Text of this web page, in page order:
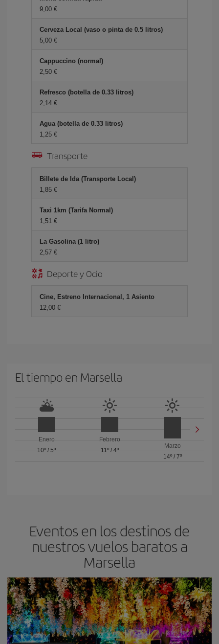
9,00 €
Cerveza Local (vaso o pinta de 0.5 litros)
5,00 €
Cappuccino (normal)
2,50 €
Refresco (botella de 0.33 litros)
2,14 €
Agua (botella de 0.33 litros)
1,25 €
Transporte
Billete de Ida (Transporte Local)
1,85 €
Taxi 1km (Tarifa Normal)
1,51 €
La Gasolina (1 litro)
2,57 €
Deporte y Ocio
Cine, Estreno Internacional, 1 Asiento
12,00 €
El tiempo en Marsella
Enero
10º /5º
Febrero
11º/ 4º
Marzo
14º/ 7º
Eventos en los destinos de
nuestros vuelos baratos a
Marsella